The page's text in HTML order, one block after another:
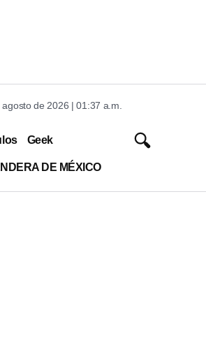
de 2026 | 01:37 a.m.
Geek
DE MÉXICO